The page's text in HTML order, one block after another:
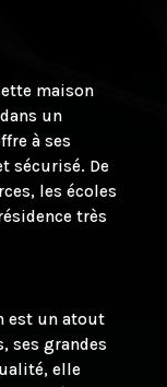
maison
un
à ses
sécurisé. De
les écoles
très
est un atout
ses grandes
elle